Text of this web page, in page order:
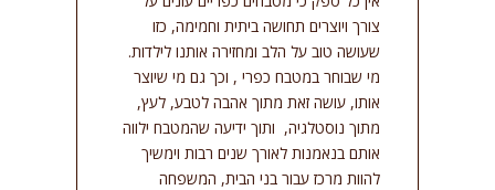
צורך ויוצרים תחושה ביתית וחמימה, כזו
שעושה טוב על הלב ומחזירה אותנו לילדות.
מי שבוחר במטבח כפרי , וכך גם מי שיוצר
אותו, עושה זאת מתוך אהבה לטבע, לעץ,
מתוך נוסטלגיה, ותוך ידיעה שהמטבח ילווה
אותם בנאמנות לאורך שנים רבות וימשיך
להוות מרכז עבור בני הבית, המשפחה